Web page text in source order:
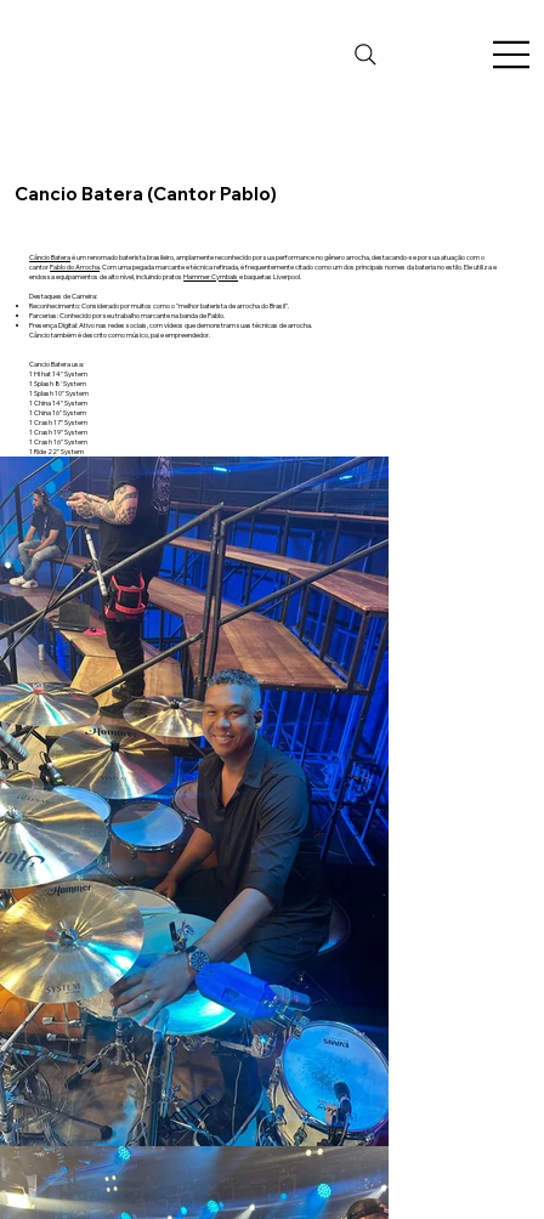
Cancio Batera (Cantor Pablo)
Câncio Bateraé um renomado baterista brasileiro, amplamente reconhecido por sua performance no gênero arrocha, destacando-se por sua atuação com o
cantorPablo do Arrocha . Com uma pegada marcante e técnica refinada, é frequentemente citado como um dos principais nomes da bateria no estilo. Ele utiliza e
endossa equipamentos de alto nível, incluindo pratosHammer Cymbals e baquetas Liverpool.
Destaques de Carreira:
Reconhecimento: Considerado por muitos como o "melhor baterista de arrocha do Brasil".
Parcerias: Conhecido por seu trabalho marcante na banda de Pablo.
Presença Digital: Ativo nas redes sociais, com vídeos que demonstram suas técnicas de arrocha.
Câncio também é descrito como músico, pai e empreendedor.
Cancio Batera usa:
1 Hi hat 14" System
1 Splash 8' System
1 Splash 10" System
1 China 14" System
1 China 16" System
1 Crash 17" System
1 Crash 19" System
1 Crash 16" System
1 Ride 22" System